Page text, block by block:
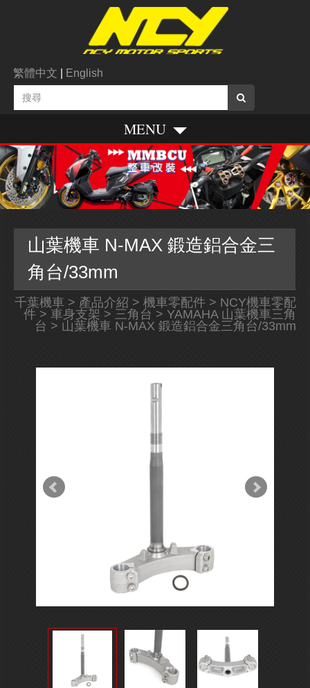
繁體中文 English
MENU
山葉機車 N-MAX 鍛造鋁合金三
角台/33mm
千葉機車 > 產品介紹 > 機車零配件 > NCY機車零配
件 > 車身支架 > 三角台 > YAMAHA 山葉機車三角
台 > 山葉機車 N-MAX 鍛造鋁合金三角台/33mm